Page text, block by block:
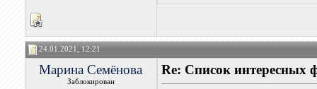
24.01.2021, 12:21
Марина Семёнова
Заблокирован
Re: Список интересных